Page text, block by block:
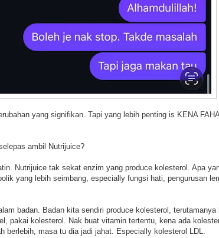
yang signifikan. Tapi yang lebih penting is KENA
ambil Nutrijuice?
Nutrijuice tak sekat enzim yang produce kolesterol. Apa
yang lebih seimbang, especially fungsi hati, pengurusan
badan. Badan kita sendiri produce kolesterol,
pakai kolesterol. Nak buat vitamin tertentu, kena ada
berlebih, masa tu dia jadi jahat. Especially kolesterol LDL.